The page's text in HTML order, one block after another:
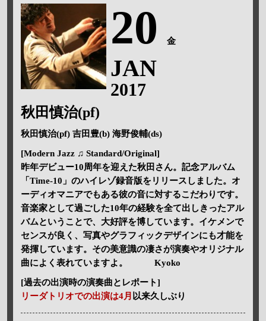
20 金
JAN
2017
秋田慎治(pf)
秋田慎治(pf) 吉田豊(b) 海野俊輔(ds)
[Modern Jazz ♫ Standard/Original]
昨年デビュー10周年を迎えた秋田さん。記念アルバム
「Time-10」のハイレゾ録音版をリリースしました。オ
ーディオマニアでもある彼の音に対するこだわりです。
音楽家として過ごした10年の経験を全て出しきったアル
バムということで、大好評を博しています。イケメンで
センスが良く、写真やグラフィックデザインにも才能を
発揮しています。その美意識の凄さが演奏やオリジナル
曲によく表れていますよ。 Kyoko
[過去の出演時の演奏曲とレポート]
リーダトリオでの出演は4月 以来久しぶり